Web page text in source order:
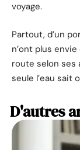
voyage.
Partout, d’un
n’ont plus
route selon ses
seule l’eau sait
D'autres